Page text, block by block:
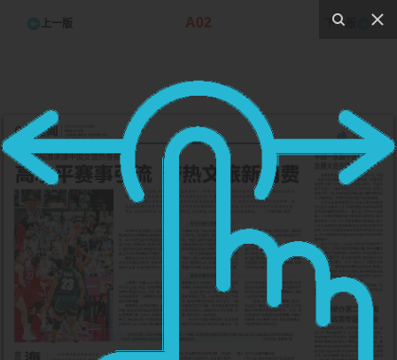
上一版 A02 下一版